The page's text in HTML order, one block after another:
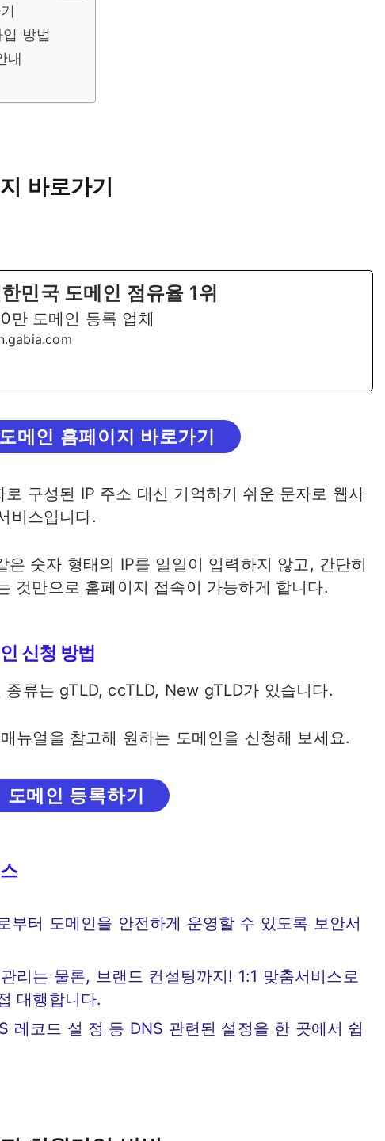
방법
내
바로가기
민국 도메인 점유율 1위
만 도메인 등록 업체
메인 홈페이지 바로가기
구성된 IP 주소 대신 기억하기 쉬운 문자로 웹사
비스입니다.
은 숫자 형태의 IP를 일일이 입력하지 않고, 간단히
것만으로 홈페이지 접속이 가능하게 합니다.
신청 방법
류는 gTLD, ccTLD, New gTLD가 있습니다.
매뉴얼을 참고해 원하는 도메인을 신청해 보세요.
도메인 등록하기
부터 도메인을 안전하게 운영할 수 있도록 보안서
리는 물론, 브랜드 컨설팅까지! 1:1 맞춤서비스로
대행합니다.
레코드 설 정 등 DNS 관련된 설정을 한 곳에서 쉽